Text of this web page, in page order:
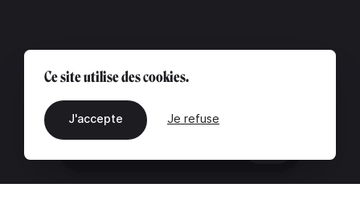
Ce site utilise des cookies.
J'accepte Je refuse